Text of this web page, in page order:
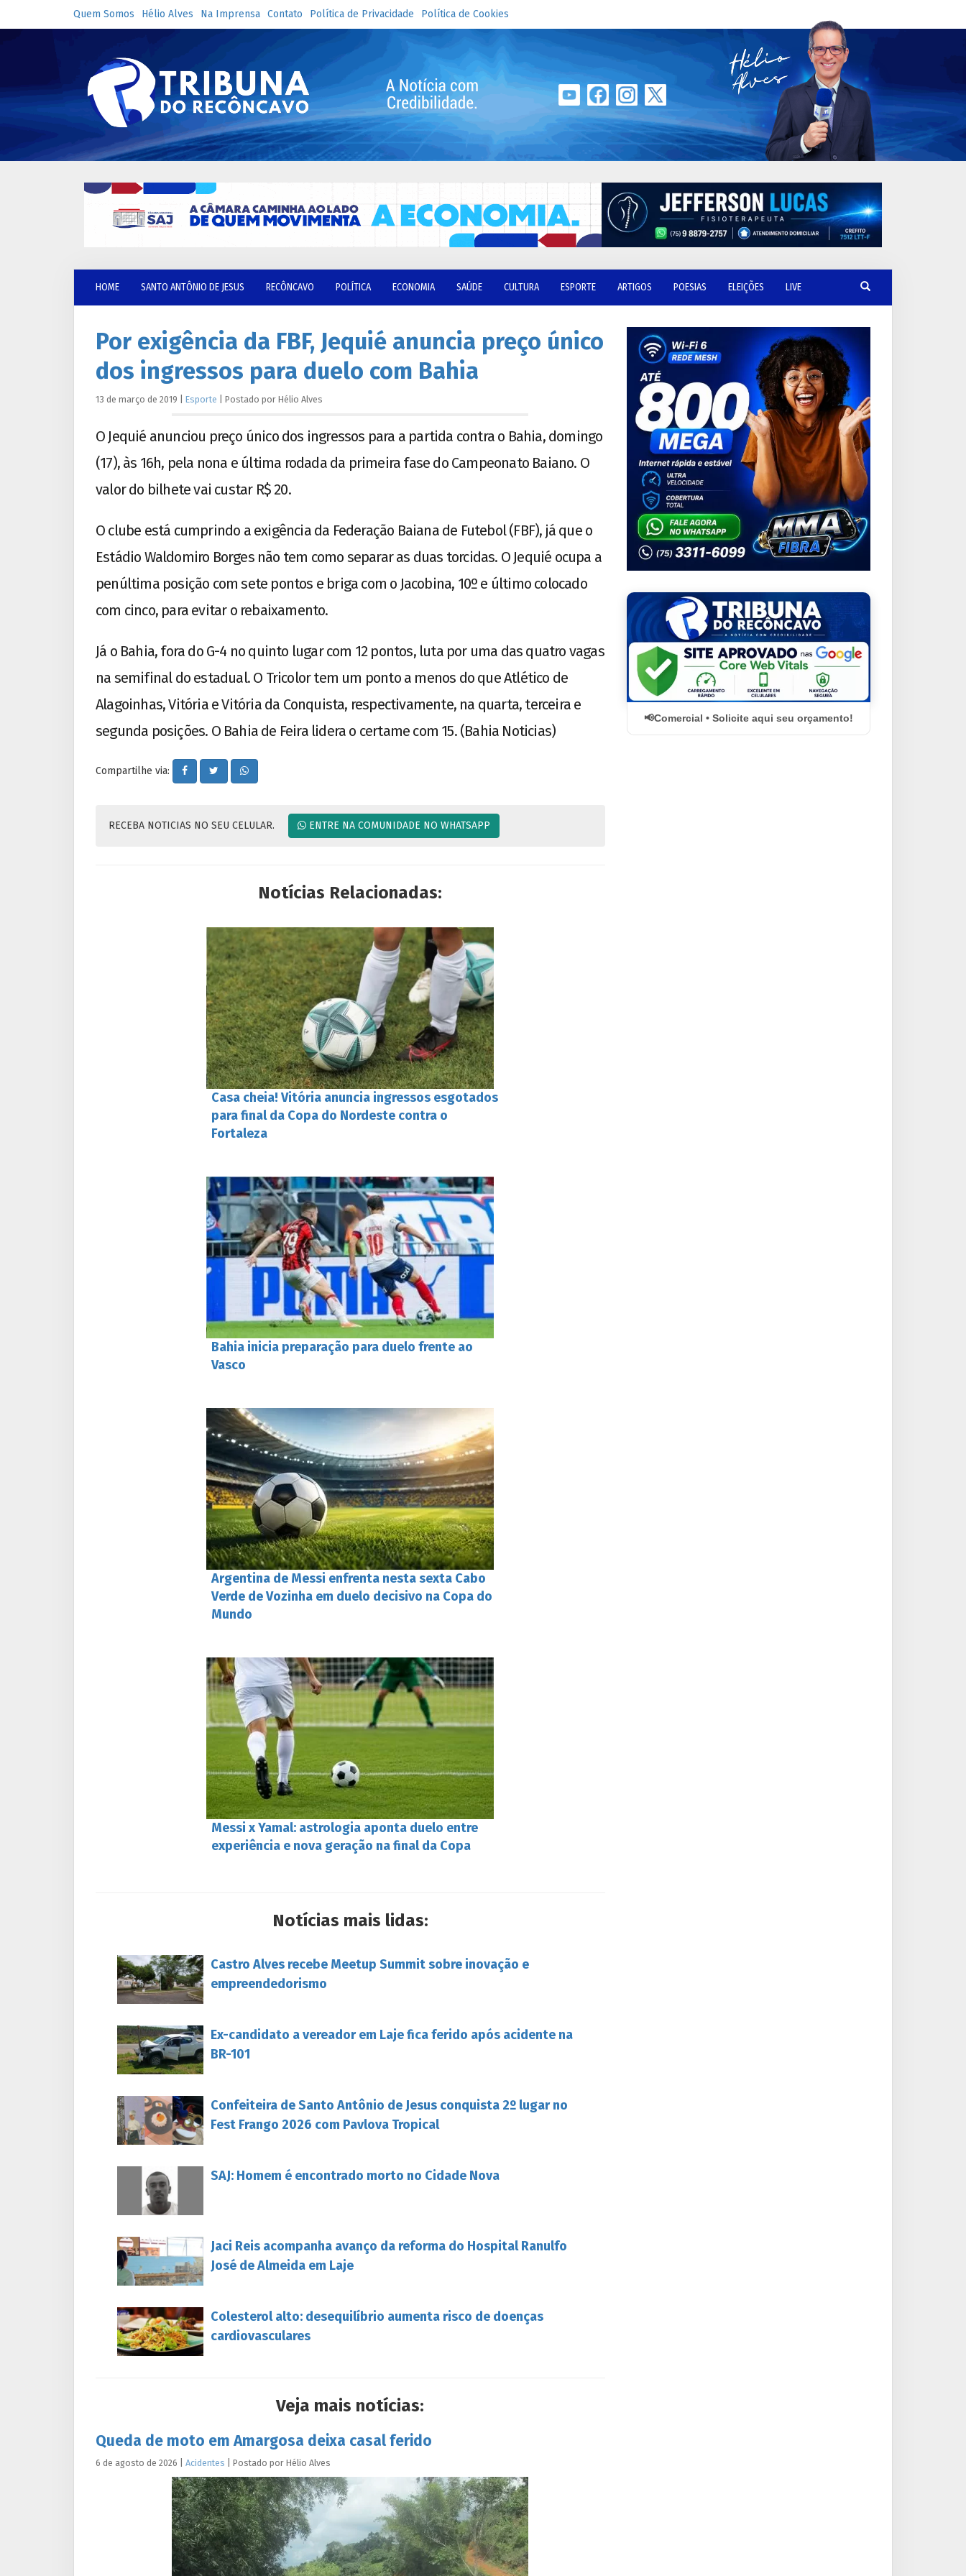
Quem Somos Hélio Alves Na Imprensa Contato Política de Privacidade Política de Cookies
HOME SANTO ANTÔNIO DE JESUS RECÔNCAVO POLÍTICA ECONOMIA SAÚDE CULTURA ESPORTE ARTIGOS POESIAS ELEIÇÕES LIVE
Por exigência da FBF, Jequié anuncia preço único
dos ingressos para duelo com Bahia
13 de março de 2019 Esporte Postado por Hélio Alves
O Jequié anunciou preço único dos ingressos para a partida contra o Bahia, domingo
(17), às 16h, pela nona e última rodada da primeira fase do Campeonato Baiano. O
valor do bilhete vai custar R$ 20.
O clube está cumprindo a exigência da Federação Baiana de Futebol (FBF), já que o
Estádio Waldomiro Borges não tem como separar as duas torcidas. O Jequié ocupa a
penúltima posição com sete pontos e briga com o Jacobina, 10º e último colocado
com cinco, para evitar o rebaixamento.
Já o Bahia, fora do G-4 no quinto lugar com 12 pontos, luta por uma das quatro vagas
na semifinal do estadual. O Tricolor tem um ponto a menos do que Atlético de
Alagoinhas, Vitória e Vitória da Conquista, respectivamente, na quarta, terceira e
segunda posições. O Bahia de Feira lidera o certame com 15. (Bahia Noticias)
Compartilhe via:
RECEBA NOTICIAS NO SEU CELULAR. ENTRE NA COMUNIDADE NO WHATSAPP
Notícias Relacionadas:
Casa cheia! Vitória anuncia ingressos esgotados
para final da Copa do Nordeste contra o
Fortaleza
Bahia inicia preparação para duelo frente ao
Vasco
Argentina de Messi enfrenta nesta sexta Cabo
Verde de Vozinha em duelo decisivo na Copa do
Mundo
Messi x Yamal: astrologia aponta duelo entre
experiência e nova geração na final da Copa
Notícias mais lidas:
Castro Alves recebe Meetup Summit sobre inovação e
empreendedorismo
Ex-candidato a vereador em Laje fica ferido após acidente na
BR-101
Confeiteira de Santo Antônio de Jesus conquista 2º lugar no
Fest Frango 2026 com Pavlova Tropical
SAJ: Homem é encontrado morto no Cidade Nova
Jaci Reis acompanha avanço da reforma do Hospital Ranulfo
José de Almeida em Laje
Colesterol alto: desequilíbrio aumenta risco de doenças
cardiovasculares
Veja mais notícias:
Queda de moto em Amargosa deixa casal ferido
6 de agosto de 2026 Acidentes Postado por Hélio Alves
Comercial • Solicite aqui seu orçamento!